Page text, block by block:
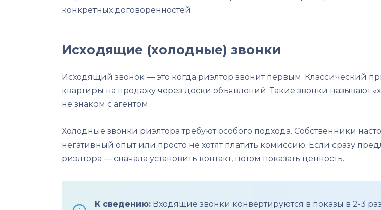
конкретных договорённостей.
Исходящие (холодные) звонки
Исходящий звонок — это когда риэлтор звонит первым. Классический
квартиры на продажу через доски объявлений. Такие звонки называют
не знаком с агентом.
Холодные звонки риэлтора требуют особого подхода. Собственники
негативный опыт или просто не хотят платить комиссию. Если сразу
риэлтора — сначала установить контакт, потом показать ценность.
К сведению: Входящие звонки конвертируются в показы в 2-3